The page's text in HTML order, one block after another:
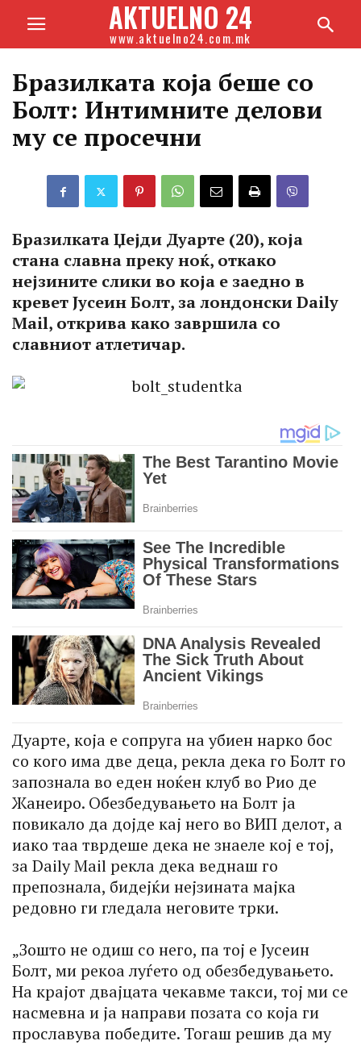
AKTUELNO 24
www.aktuelno24.com.mk
Бразилката која беше со
Болт: Интимните делови
му се просечни
Бразилката Џејди Дуарте (20), која
стана славна преку ноќ, откако
нејзините слики во која е заедно в
кревет Јусеин Болт, за лондонски Daily
Mail, открива како завршила со
славниот атлетичар.
Дуарте, која е сопруга на убиен нарко бос
со кого има две деца, рекла дека го Болт го
запознала во еден ноќен клуб во Рио де
Жанеиро. Обезбедувањето на Болт ја
повикало да дојде кај него во ВИП делот, а
иако таа тврдеше дека не знаеле кој е тој,
за Daily Mail рекла дека веднаш го
препознала, бидејќи нејзината мајка
редовно ги гледала неговите трки.
„Зошто не одиш со него, па тој е Јусеин
Болт, ми рекоа луѓето од обезбедувањето.
На крајот двајцата чекавме такси, тој ми се
насмевна и ја направи позата со која ги
прославува победите. Тогаш решив да му